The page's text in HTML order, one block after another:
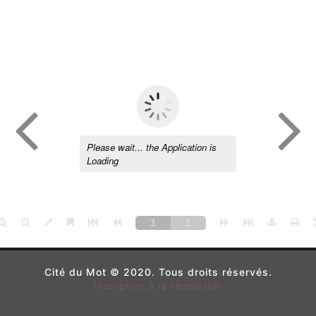
Cité du Mot © 2020. Tous droits réservés.
Inscription à la newsletter